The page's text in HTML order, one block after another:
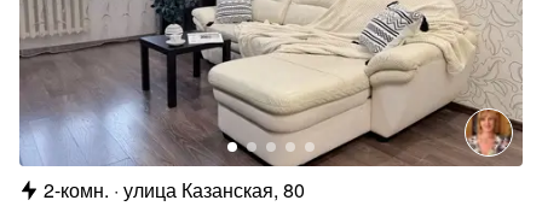
2-комн. улица Казанская, 80